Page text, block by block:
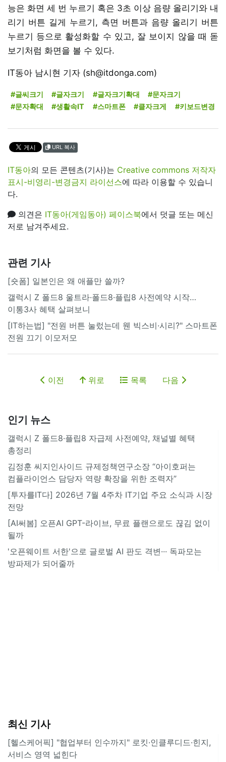
능은 화면 세 번 누르기 혹은 3초 이상 음량 올리기와 내
리기 버튼 길게 누르기, 측면 버튼과 음량 올리기 버튼
누르기 등으로 활성화할 수 있고, 잘 보이지 않을 때 돋
보기처럼 화면을 볼 수 있다.
IT동아 남시현 기자 (sh@itdonga.com)
#글씨크기 #글자크기 #글자크기확대
#문자크기
#문자확대
#생활속IT #스마트폰 #클자크게 #키보드변경
URL 복사
IT동아의 모든 콘텐츠(기사)는 Creative commons 저작자
표시-비영리-변경금지 라이선스에 따라 이용할 수 있습니
다.
의견은 IT동아(게임동아) 페이스북에서 덧글 또는 메신
저로 남겨주세요.
관련 기사
[숏폼] 일본인은 왜 애플만 쓸까?
갤럭시 Z 폴드8 울트라·폴드8·플립8 사전예약 시작…
이통3사 혜택 살펴보니
[IT하는법] "전원 버튼 눌렀는데 웬 빅스비·시리?" 스마트폰
전원 끄기 이모저모
이전 위로 목록 다음
인기 뉴스
갤럭시 Z 폴드8·플립8 자급제 사전예약, 채널별 혜택
총정리
김정훈 씨지인사이드 규제정책연구소장 “아이호퍼는
컴플라이언스 담당자 역량 확장을 위한 조력자”
[투자를IT다] 2026년 7월 4주차 IT기업 주요 소식과 시장
전망
[AI써봄] 오픈AI GPT-라이브, 무료 플랜으로도 끊김 없이
될까
'오픈웨이트 서한'으로 글로벌 AI 판도 격변··· 독파모는
방파제가 되어줄까
최신 기사
[헬스케어픽] "협업부터 인수까지" 로킷·인클루디드·힌지,
서비스 영역 넓힌다